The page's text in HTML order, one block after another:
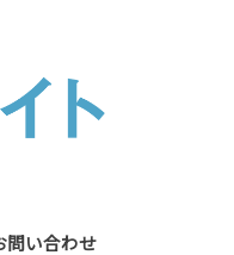
問い合わせ